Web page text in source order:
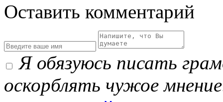
Оставить комментарий
Я обязуюсь писать
оскорблять чужое